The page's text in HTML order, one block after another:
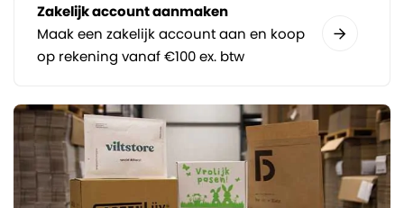
Zakelijk account aanmaken
Maak een zakelijk account aan en koop
op rekening vanaf €100 ex. btw